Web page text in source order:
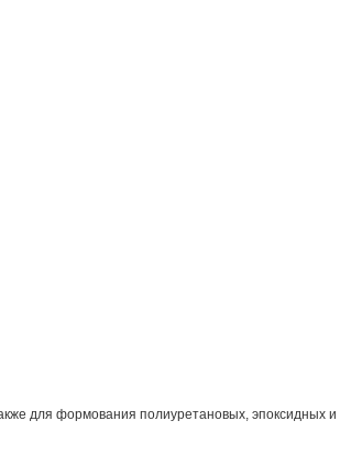
для формования полиуретановых, эпоксидных и